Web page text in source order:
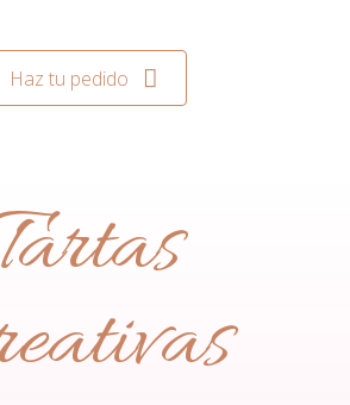
Haz tu pedido